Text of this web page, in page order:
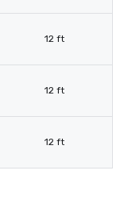
12 ft
12 ft
12 ft